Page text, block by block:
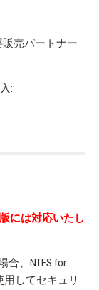
売パートナー
:
には対応いたし
合、NTFS for
用してセキュリ